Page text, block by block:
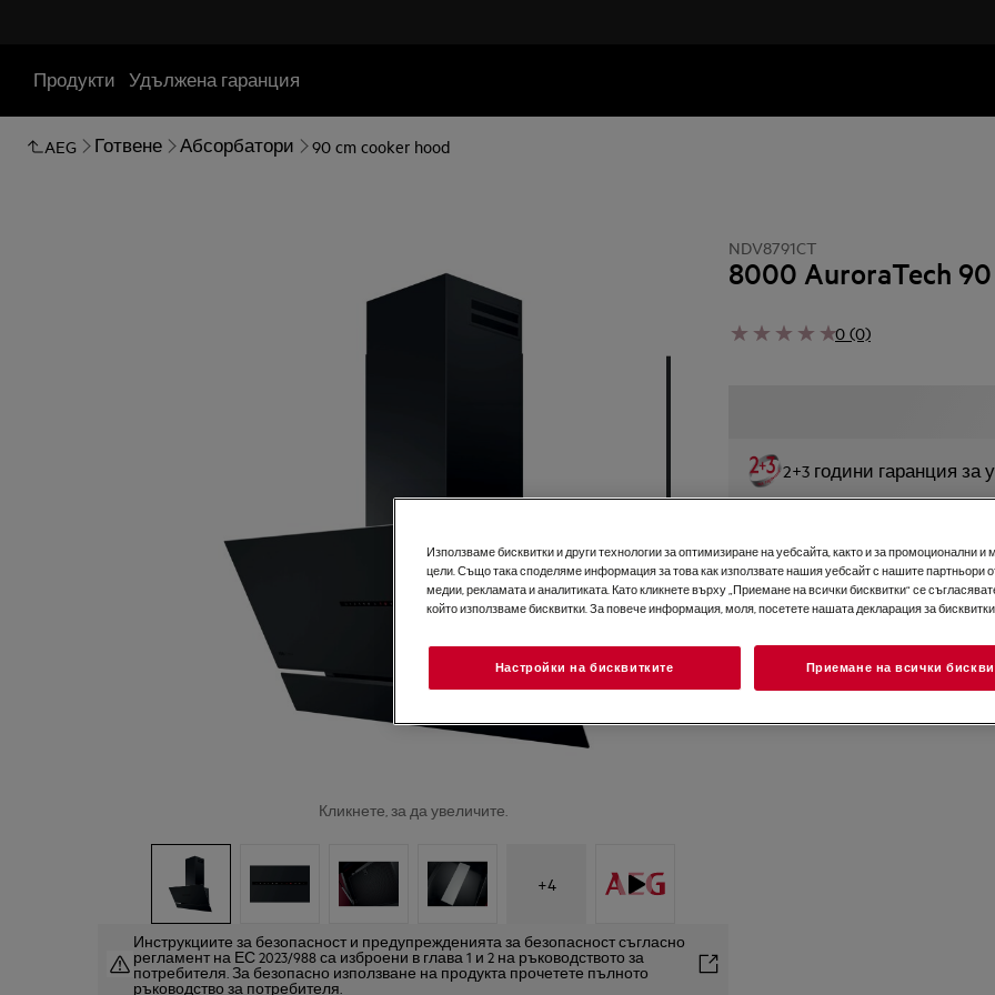
Продукти Удължена гаранция
AEG Готвене Абсорбатори 90 cm cooker hood
Кликнете, за да увеличите.
+4
Инструкциите за безопасност и предупрежденията за безопасност съгласно
регламент на ЕС 2023/988 са изброени в глава 1 и 2 на ръководството за
потребителя. За безопасно използване на продукта прочетете пълното
ръководство за потребителя.
NDV8791CT
8000 AuroraTech
0 (0)
2+3 години гаранция за
Използваме бисквитки и други технологии за оптимизиране на уебсайта, както и за промоционални и
цели. Също така споделяме информация за това как използвате нашия уебсайт с нашите партньори
медии, рекламата и аналитиката. Като кликнете върху „Приемане на всички бисквитки“ се
който използваме бисквитки. За повече информация, моля, посетете нашата декларация за бисквитки.
Настройки на бисквитките Приемане на всички